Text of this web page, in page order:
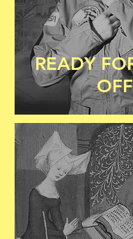
READY
OFF